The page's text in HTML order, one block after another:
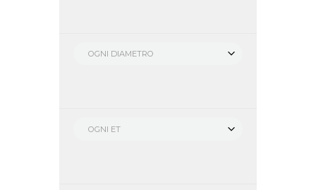
OGNI DIAMETRO
OGNI ET